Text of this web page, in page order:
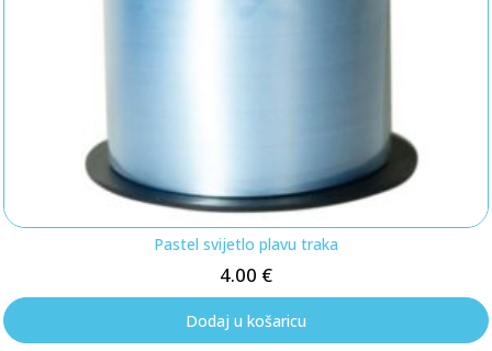
Pastel svijetlo plavu traka
4.00 €
Dodaj u košaricu